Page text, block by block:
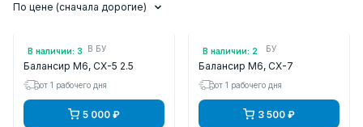
По цене (сначала дорогие)
В наличии: 3
Арт.: PY0111700B БУ
Балансир M6, CX-5 2.5
от 1 рабочего дня
5 000 ₽
В наличии: 2
Арт.: L32A11700 БУ
Балансир M6, CX-7
от 1 рабочего дня
3 500 ₽